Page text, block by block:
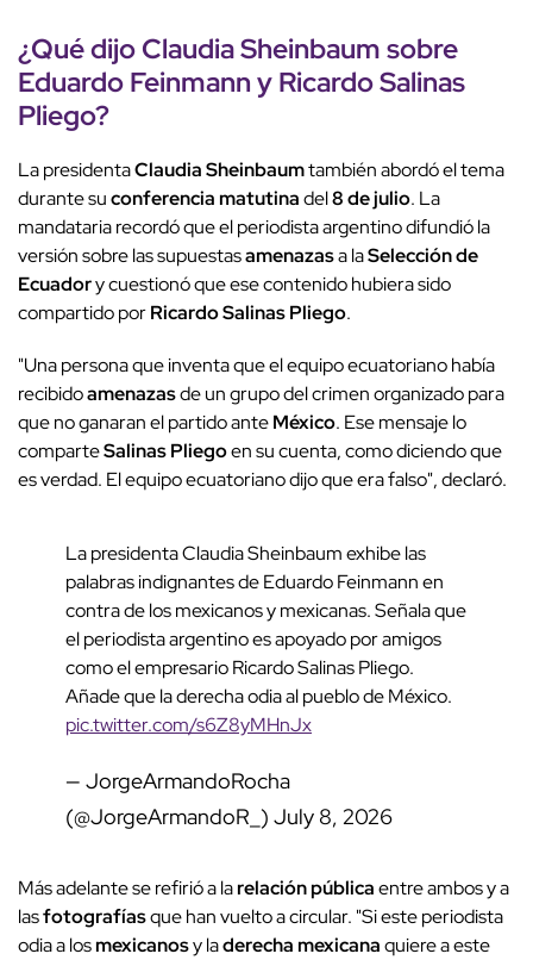
¿Qué dijoClaudia Sheinbaumsobre
Eduardo FeinmannyRicardo Salinas
Pliego?
La presidentaClaudia Sheinbaumtambién abordó el tema
durante suconferencia matutinadel8 de julio. La
mandataria recordó que el periodista argentino difundió la
versión sobre las supuestasamenazasa laSelección de
Ecuadory cuestionó que ese contenido hubiera sido
compartido porRicardo Salinas Pliego.
"Una persona que inventa que el equipo ecuatoriano había
recibidoamenazasde un grupo del crimen organizado para
que no ganaran el partido anteMéxico. Ese mensaje lo
comparteSalinas Pliegoen su cuenta, como diciendo que
es verdad. El equipo ecuatoriano dijo que era falso", declaró.
La presidenta Claudia Sheinbaum exhibe las
palabras indignantes de Eduardo Feinmann en
contra de los mexicanos y mexicanas. Señala que
el periodista argentino es apoyado por amigos
como el empresario Ricardo Salinas Pliego.
Añade que la derecha odia al pueblo de México.
pic.twitter.com/s6Z8yMHnJx
— JorgeArmandoRocha
(@JorgeArmandoR_) July 8, 2026
Más adelante se refirió a larelación públicaentre ambos y a
lasfotografíasque han vuelto a circular. "Si este periodista
odia a losmexicanosy laderecha mexicanaquiere a este